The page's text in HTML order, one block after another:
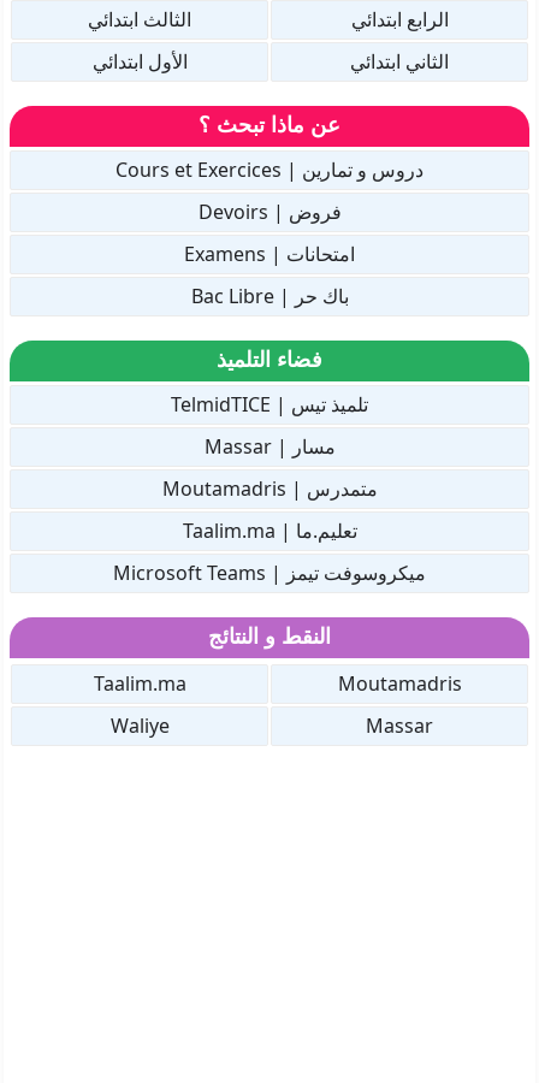
الرابع ابتدائي
الثالث ابتدائي
الثاني ابتدائي
الأول ابتدائي
عن ماذا تبحث ؟
دروس و تمارين | Cours et Exercices
فروض | Devoirs
امتحانات | Examens
باك حر | Bac Libre
فضاء التلميذ
تلميذ تيس | TelmidTICE
مسار | Massar
متمدرس | Moutamadris
تعليم.ما | Taalim.ma
ميكروسوفت تيمز | Microsoft Teams
النقط و النتائج
Moutamadris
Taalim.ma
Massar
Waliye